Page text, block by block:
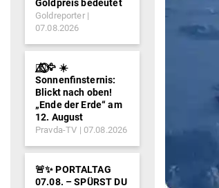
Goldpreis bedeutet
Goldreporter
07.08.2026
🐦‍🔥⃤⃟⃝🦅 ☀️
Sonnenfinsternis:
Blickt nach oben!
„Ende der Erde“ am
12. August
Pravda-TV 07.08.2026
🚨✨ PORTALTAG
07.08. – SPÜRST DU